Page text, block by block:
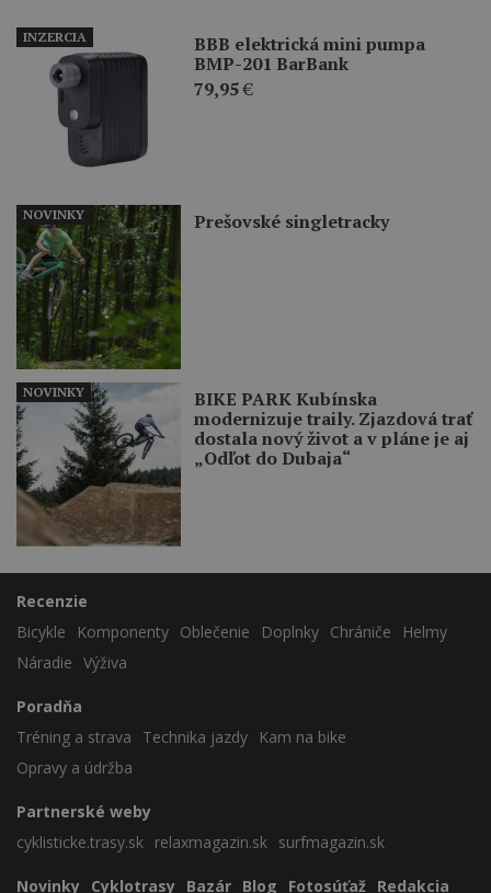
BBB elektrická mini pumpa
BMP-201 BarBank
79,95€
INZERCIA
Prešovské singletracky
NOVINKY
BIKE PARK Kubínska
modernizuje traily. Zjazdová trať
dostala nový život a v pláne je aj
„Odľot do Dubaja“
NOVINKY
Recenzie
Bicykle
Komponenty Oblečenie Doplnky Chrániče
Helmy
Náradie Výživa
Poradňa
Tréning a strava
Technika jazdy
Kam na bike
Opravy a údržba
Partnerské weby
cyklisticke.trasy.sk relaxmagazin.sk surfmagazin.sk
Novinky Cyklotrasy Bazár Blog Fotosúťaž Redakcia